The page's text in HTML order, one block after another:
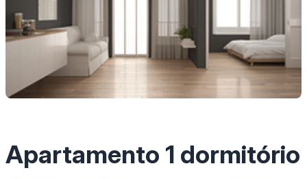
Apartamento 1 dormitório